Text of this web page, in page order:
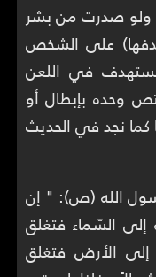
ولو صدرت من بشر
على الشخص
في اللعن
وحده بإبطال أو
كما نجد في الحديث
الله (ص): " إن
إلى السّماء فتغلق
إلى الأرض فتغلق